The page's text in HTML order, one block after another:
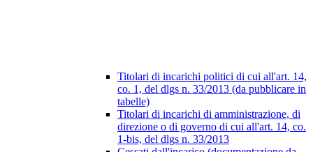
Titolari di incarichi politici di cui all'art. 14,
co. 1, del dlgs n. 33/2013 (da pubblicare in
tabelle)
Titolari di incarichi di amministrazione, di
direzione o di governo di cui all'art. 14, co.
1-bis, del dlgs n. 33/2013